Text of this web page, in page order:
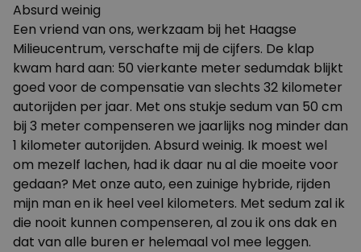
Absurd weinig
Een vriend van ons, werkzaam bij het Haagse
Milieucentrum, verschafte mij de cijfers. De klap
kwam hard aan: 50 vierkante meter sedumdak blijkt
goed voor de compensatie van slechts 32 kilometer
autorijden per jaar. Met ons stukje sedum van 50 cm
bij 3 meter compenseren we jaarlijks nog minder dan
1 kilometer autorijden. Absurd weinig. Ik moest wel
om mezelf lachen, had ik daar nu al die moeite voor
gedaan? Met onze auto, een zuinige hybride, rijden
mijn man en ik heel veel kilometers. Met sedum zal ik
die nooit kunnen compenseren, al zou ik ons dak en
dat van alle buren er helemaal vol mee leggen.